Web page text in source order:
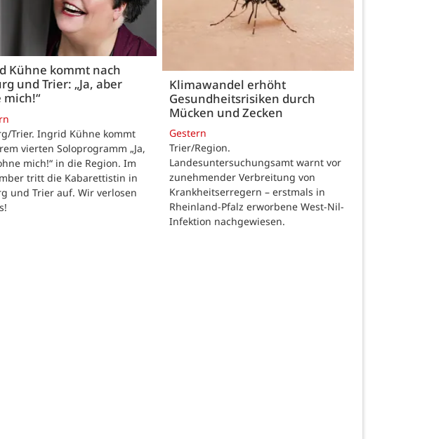
Kühne kommt nach
und Trier: „Ja, aber
mich!“
Trier. Ingrid Kühne kommt
vierten Soloprogramm „Ja,
mich!“ in die Region. Im
tritt die Kabarettistin in
und Trier auf. Wir verlosen
Klimawandel erhöht
Gesundheitsrisiken durch
Mücken und Zecken
Gestern
Trier/Region.
Landesuntersuchungsamt warnt vor
zunehmender Verbreitung von
Krankheitserregern – erstmals in
Rheinland-Pfalz erworbene West-Nil-
Infektion nachgewiesen.